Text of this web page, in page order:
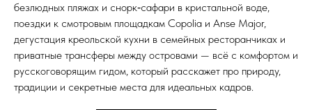
безлюдных пляжах и снорк‑сафари в кристальной воде,
поездки к смотровым площадкам Copolia и Anse Major,
дегустация креольской кухни в семейных ресторанчиках и
приватные трансферы между островами — всё с комфортом и
русскоговорящим гидом, который расскажет про природу,
традиции и секретные места для идеальных кадров.